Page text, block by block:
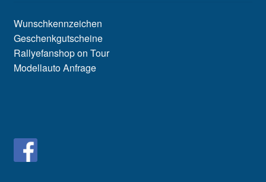
Wunschkennzeichen
Geschenkgutscheine
Rallyefanshop on Tour
Modellauto Anfrage